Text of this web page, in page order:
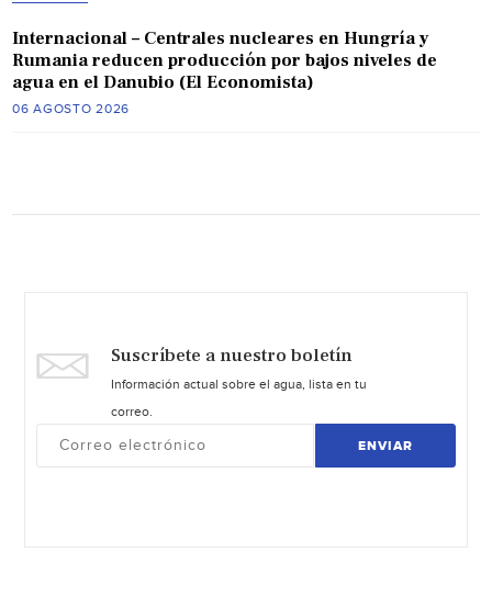
Internacional – Centrales nucleares en Hungría y
Rumania reducen producción por bajos niveles de
agua en el Danubio (El Economista)
06 AGOSTO 2026
Suscríbete a nuestro boletín
Información actual sobre el agua, lista en tu
correo.
ENVIAR